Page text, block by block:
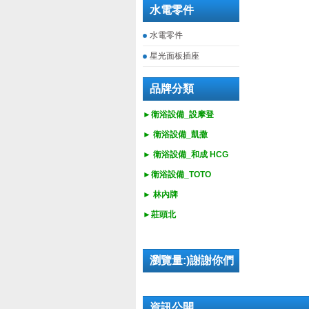
水電零件
水電零件
星光面板插座
品牌分類
►衛浴設備_設摩登
► 衛浴設備_ 凱撒
► 衛浴設備_ 和成 HCG
►衛浴設備_ TOTO
► 林內牌
►莊頭北
瀏覽量:)謝謝你們